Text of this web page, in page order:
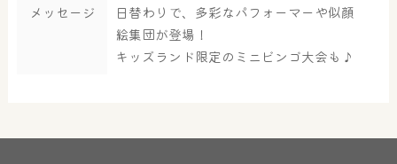
メッセージ
日替わりで、多彩なパフォーマーや似顔
絵集団が登場！
キッズランド限定のミニビンゴ大会も♪